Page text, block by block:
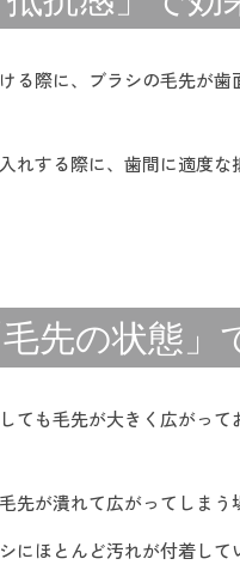
る際に、ブラシの毛先が
れする際に、歯間に適度
先の状態
ても毛先が大きく広がっ
先が潰れて広がってしま
にほとんど汚れが付着し